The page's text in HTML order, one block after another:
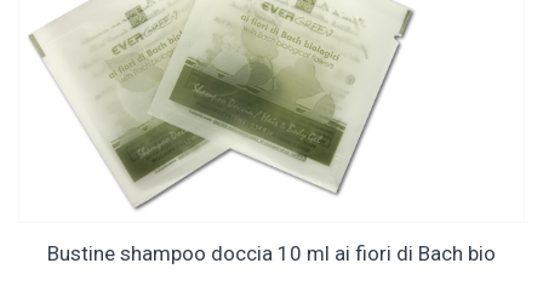
Bustine shampoo doccia 10 ml ai fiori di Bach bio